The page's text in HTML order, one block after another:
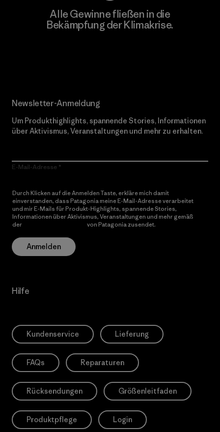
Alle Gewinne fließen in die
Bekämpfung der Klimakrise.
Newsletter-Anmeldung
Um Produkthighlights, spannende Stories, Informationen
über Aktivismus, Veranstaltungen und mehr zu erhalten.
E-Mail-Adresse
Durch Klicken auf die Anmelden Taste, erkläre mich damit
einverstanden, dass Patagonia meine E-Mail-Adresse verarbeitet
und mir E-Mails für Produkt-Highlights, spannende Stories,
Informationen über Aktivismus, Veranstaltungen und mehr gemäß
der
von Patagonia zusendet.
Anmelden
Hilfe
Kundenservice Lieferung
FAQs Reparaturen
Rücksendungen Größenleitfaden
Produktpflege Login